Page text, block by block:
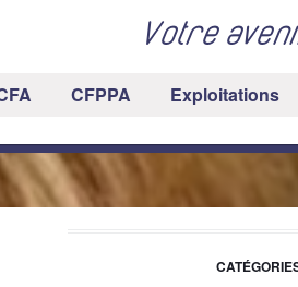
Votre
CFPPA Exploitations
Tours-